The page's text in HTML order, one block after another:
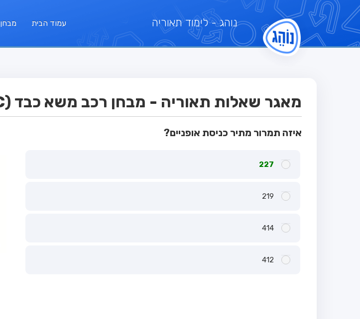
נוהג- לימוד תאוריה עמוד הבית מבחן
מאגר שאלות תאוריה - מבחן רכב משא כבד (C)
איזה תמרור מתיר כניסת אופניים?
227
219
414
412